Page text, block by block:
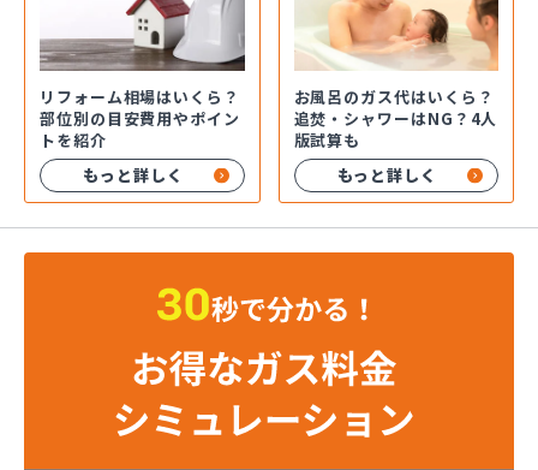
リフォーム相場はいくら？
部位別の目安費用やポイン
トを紹介
もっと詳しく
お風呂のガス代はいくら？
追焚・シャワーはNG？4人
版試算も
もっと詳しく